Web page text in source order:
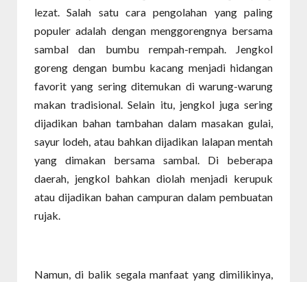
lezat. Salah satu cara pengolahan yang paling
populer adalah dengan menggorengnya bersama
sambal dan bumbu rempah-rempah. Jengkol
goreng dengan bumbu kacang menjadi hidangan
favorit yang sering ditemukan di warung-warung
makan tradisional. Selain itu, jengkol juga sering
dijadikan bahan tambahan dalam masakan gulai,
sayur lodeh, atau bahkan dijadikan lalapan mentah
yang dimakan bersama sambal. Di beberapa
daerah, jengkol bahkan diolah menjadi kerupuk
atau dijadikan bahan campuran dalam pembuatan
rujak.
Namun, di balik segala manfaat yang dimilikinya,